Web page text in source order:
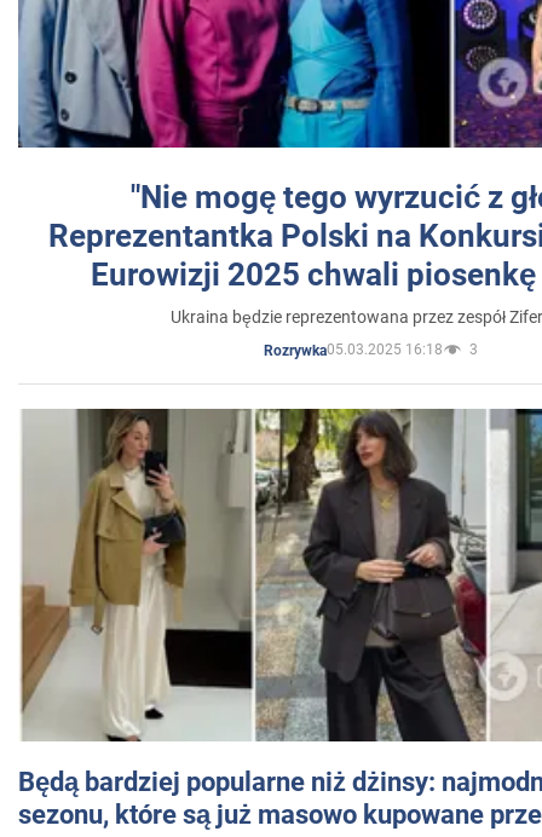
"Nie mogę tego wyrzucić z
Reprezentantka Polski na
Eurowizji 2025 chwali
Ukraina będzie reprezentowana przez zespół
Rozrywka05.03.2025 16:18 3
Będą bardziej popularne niż dżinsy:
sezonu, które są już masowo kupowane